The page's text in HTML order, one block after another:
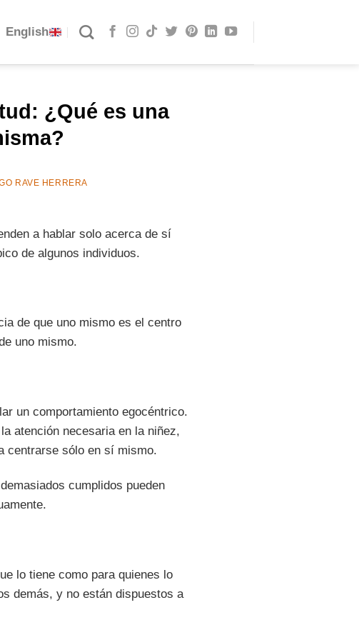
English
¿Qué es una
RAVE HERRERA
a hablar solo acerca de sí
de algunos individuos.
de que uno mismo es el centro
uno mismo.
un comportamiento egocéntrico.
atención necesaria en la niñez,
centrarse sólo en sí mismo.
cumplidos pueden
lo tiene como para quienes lo
demás, y no están dispuestos a